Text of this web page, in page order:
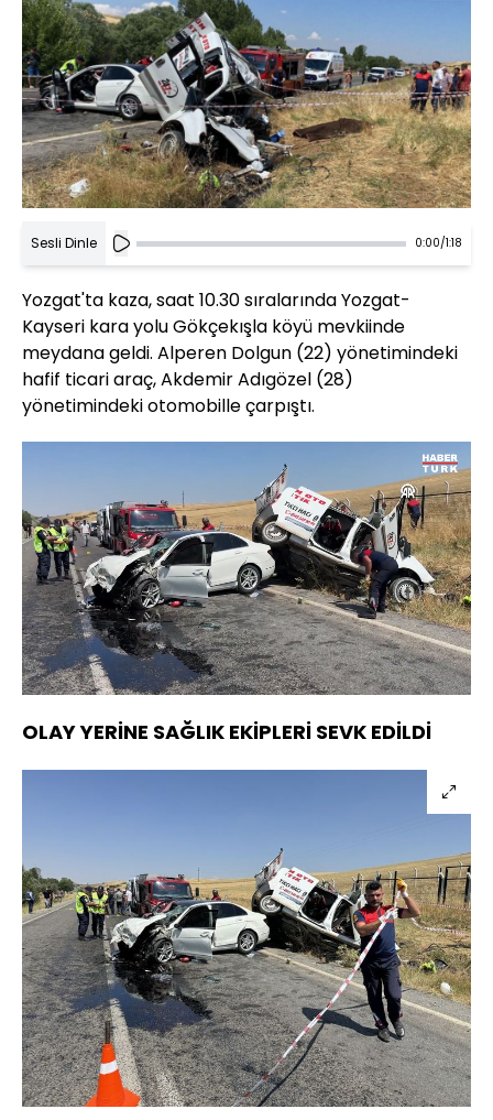
Sesli Dinle 0:00/1:18
Yozgat'ta kaza, saat 10.30 sıralarında Yozgat-
Kayseri kara yolu Gökçekışla köyü mevkiinde
meydana geldi. Alperen Dolgun (22) yönetimindeki
hafif ticari araç, Akdemir Adıgözel (28)
yönetimindeki otomobille çarpıştı.
Sesi
Aç
720
Yüklendi:
28.71%
Oynatma
Hızı
OLAY YERİNE SAĞLIK EKİPLERİ SEVK EDİLDİ